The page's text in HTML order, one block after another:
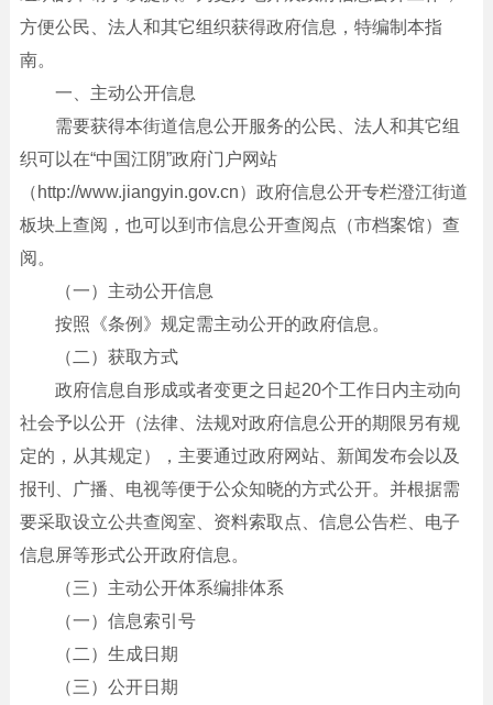
方便公民、法人和其它组织获得政府信息，特编制本指
南。
一、主动公开信息
需要获得本街道信息公开服务的公民、法人和其它组
织可以在“中国江阴”政府门户网站
（ http://www.jiangyin.gov.cn）政府信息公开专栏澄江街道
板块上查阅，也可以到市信息公开查阅点（市档案馆）查
阅。
（一）主动公开信息
按照《条例》规定需主动公开的政府信息。
（二）获取方式
政府信息自形成或者变更之日起20个工作日内主动向
社会予以公开（法律、法规对政府信息公开的期限另有规
定的，从其规定），主要通过政府网站、新闻发布会以及
报刊、广播、电视等便于公众知晓的方式公开。并根据需
要采取设立公共查阅室、资料索取点、信息公告栏、电子
信息屏等形式公开政府信息。
（三）主动公开体系编排体系
（一）信息索引号
（二）生成日期
（三）公开日期